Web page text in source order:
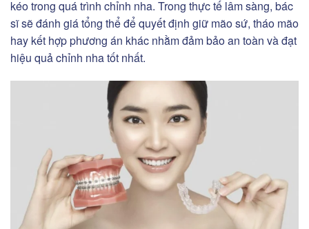
kéo trong quá trình chỉnh nha. Trong thực tế lâm sàng, bác
sĩ sẽ đánh giá tổng thể để quyết định giữ mão sứ, tháo mão
hay kết hợp phương án khác nhằm đảm bảo an toàn và đạt
hiệu quả chỉnh nha tốt nhất.